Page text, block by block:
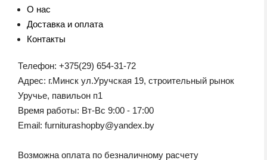
О нас
Доставка и оплата
Контакты
Телефон: +375(29) 654-31-72
Адрес: г.Минск ул.Уручская 19, строительный рынок
Уручье, павильон п1
Время работы: Вт-Вс 9:00 - 17:00
Email: furniturashopby@yandex.by
Возможна оплата по безналичному расчету